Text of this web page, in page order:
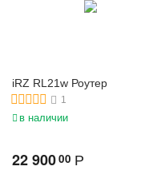
iRZ RL21w Роутер
1
в наличии
22 90000 Р